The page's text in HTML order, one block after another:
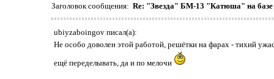
Заголовок сообщения: Re: "Звезда" БМ-13 "Катюша" на базе
ubiyzaboingov писал(а):
Не особо доволен этой работой, решётки на фарах - тихий
ещё переделывать, да и по мелочи